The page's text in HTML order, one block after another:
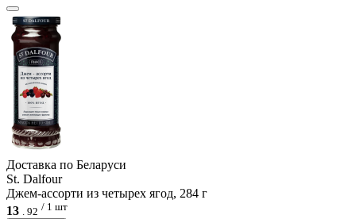
Доcтавка по Беларуси
St. Dalfour
Джем-ассорти из четырех ягод, 284 г
13 . 92 / 1 шт